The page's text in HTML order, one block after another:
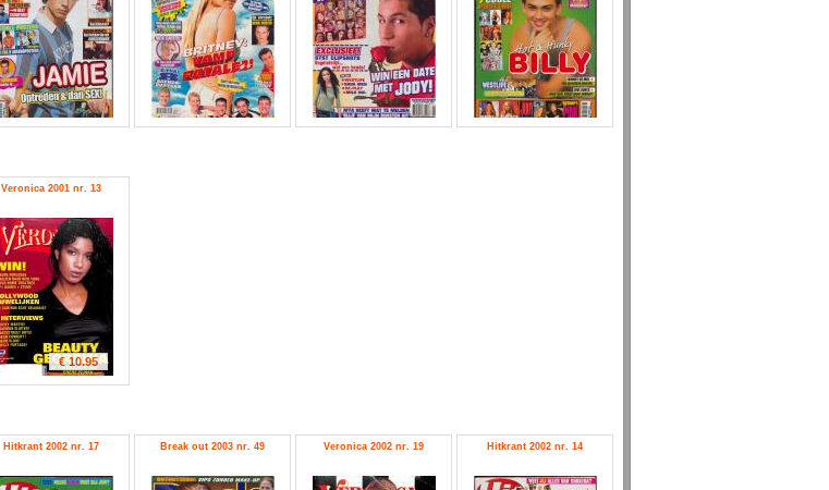
Veronica 2001 nr. 13
€ 10.95
Hitkrant 2002 nr. 17 Break out 2003 nr. 49 Veronica 2002 nr. 19 Hitkrant 2002 nr. 14